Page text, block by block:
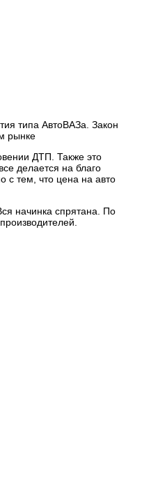
типа АвтоВАЗа. Закон
рынке
ДТП. Также это
делается на благо
с тем, что цена на авто
начинка спрятана. По